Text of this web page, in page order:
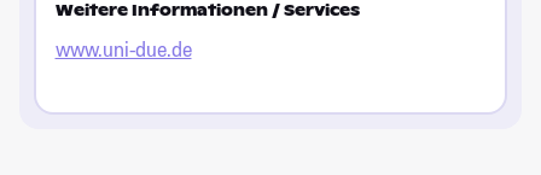
Weitere Informationen / Services
www.uni-due.de